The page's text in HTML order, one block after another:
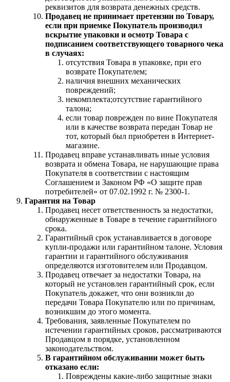
реквизитов для возврата денежных средств.
Продавец не принимает претензии по Товару,
если при приемке Покупатель производил
вскрытие упаковки и осмотр Товара с
подписанием соответствующего товарного чека
в случаях:
отсутствия Товара в упаковке, при его
возврате Покупателем;
наличия внешних механических
повреждений;
некомплекта;отсутствие гарантийного
талона;
если товар поврежден по вине Покупателя
или в качестве возврата передан Товар не
тот, который был приобретен в Интернет-
магазине.
Продавец вправе устанавливать иные условия
возврата и обмена Товара, не нарушающие права
Покупателя в соответствии с настоящим
Соглашением и Законом РФ «О защите прав
потребителей» от 07.02.1992 г. № 2300-1.
Гарантия на Товар
Продавец несет ответственность за недостатки,
обнаруженные в Товаре в течение гарантийного
срока.
Гарантийный срок устанавливается в договоре
купли-продажи или гарантийном талоне. Условия
гарантии и гарантийного обслуживания
определяются изготовителем или Продавцом.
Продавец отвечает за недостатки Товара, на
который не установлен гарантийный срок, если
Покупатель докажет, что они возникли до
передачи Товара Покупателю или по причинам,
возникшим до этого момента.
Требования, заявленные Покупателем по
истечении гарантийных сроков, рассматриваются
Продавцом в порядке, установленном
законодательством.
В гарантийном обслуживании может быть
отказано если:
Повреждены какие-либо защитные знаки